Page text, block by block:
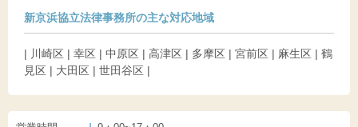
新京浜協立法律事務所の主な対応地域
| 川崎区 | 幸区 | 中原区 | 高津区 | 多摩区 | 宮前区 | 麻生区 | 鶴
見区 | 大田区 | 世田谷区 |